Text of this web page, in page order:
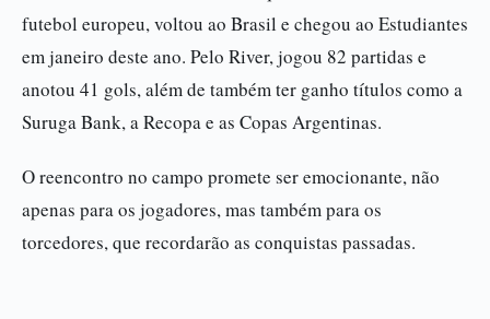
futebol europeu, voltou ao Brasil e chegou ao Estudiantes
em janeiro deste ano. Pelo River, jogou 82 partidas e
anotou 41 gols, além de também ter ganho títulos como a
Suruga Bank, a Recopa e as Copas Argentinas.
O reencontro no campo promete ser emocionante, não
apenas para os jogadores, mas também para os
torcedores, que recordarão as conquistas passadas.